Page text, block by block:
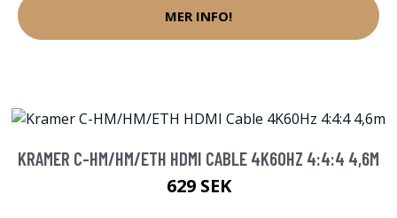
MER INFO!
KRAMER C-HM/HM/ETH HDMI CABLE 4K60HZ 4:4:4 4,6M
629 SEK